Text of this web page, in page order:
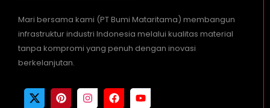
Mari bersama kami (PT Bumi Mataritama) membangun
infrastruktur industri Indonesia melalui kualitas material
tanpa kompromi yang penuh dengan inovasi
berkelanjutan.